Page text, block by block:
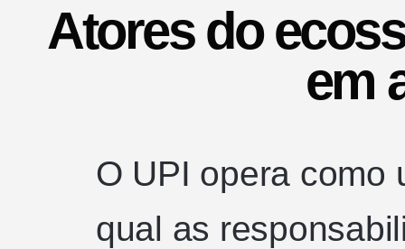
Atores do
em
O UPI opera como
qual as